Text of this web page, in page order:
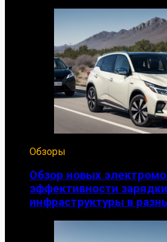
Обзоры
Обзор новых
эффективности
инфраструктуры в